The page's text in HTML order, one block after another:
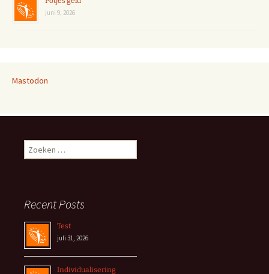
juni 9, 2026
Mastodon
Zoeken
naar:
Recent Posts
Test
juli 31, 2026
Individualisering